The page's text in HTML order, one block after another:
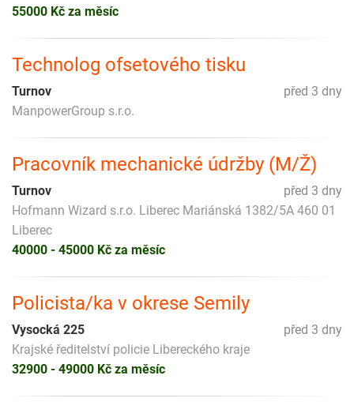
55000 Kč za měsíc
Technolog ofsetového tisku
před 3 dny
Turnov
ManpowerGroup s.r.o.
Pracovník mechanické údržby (M/Ž)
před 3 dny
Turnov
Hofmann Wizard s.r.o. Liberec Mariánská 1382/5A 460 01
Liberec
40000 - 45000 Kč za měsíc
Policista/ka v okrese Semily
před 3 dny
Vysocká 225
Krajské ředitelství policie Libereckého kraje
32900 - 49000 Kč za měsíc